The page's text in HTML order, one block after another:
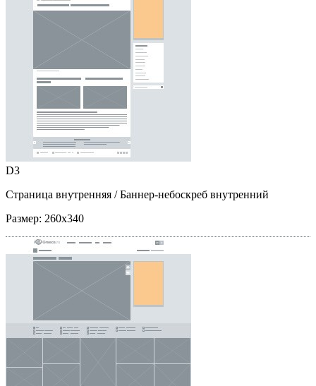
D3
Страница внутренняя / Баннер-небоскреб внутренний
Размер: 260x340